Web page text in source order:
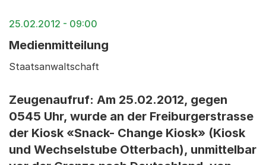
25.02.2012 - 09:00
Medienmitteilung
Staatsanwaltschaft
Zeugenaufruf: Am 25.02.2012, gegen
0545 Uhr, wurde an der Freiburgerstrasse
der Kiosk «Snack- Change Kiosk» (Kiosk
und Wechselstube Otterbach), unmittelbar